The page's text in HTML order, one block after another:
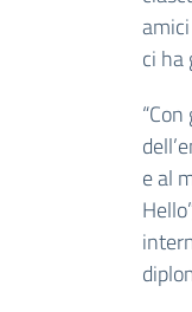
ci ha
e al